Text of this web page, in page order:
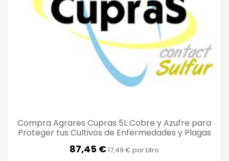
Compra Agrares Cupras 5L Cobre y Azufre para
Proteger tus Cultivos de Enfermedades y Plagas
87,45 €17,49 € por Litro